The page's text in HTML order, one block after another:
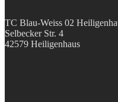
TC Blau-Weiss 02
Selbecker Str. 4
42579 Heiligenhaus